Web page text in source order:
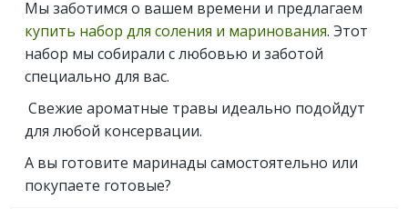
Мы заботимся о вашем времени и предлагаем
купить набор для соления и маринования. Этот
набор мы собирали с любовью и заботой
специально для вас.
Свежие ароматные травы идеально подойдут
для любой консервации.
А вы готовите маринады самостоятельно или
покупаете готовые?